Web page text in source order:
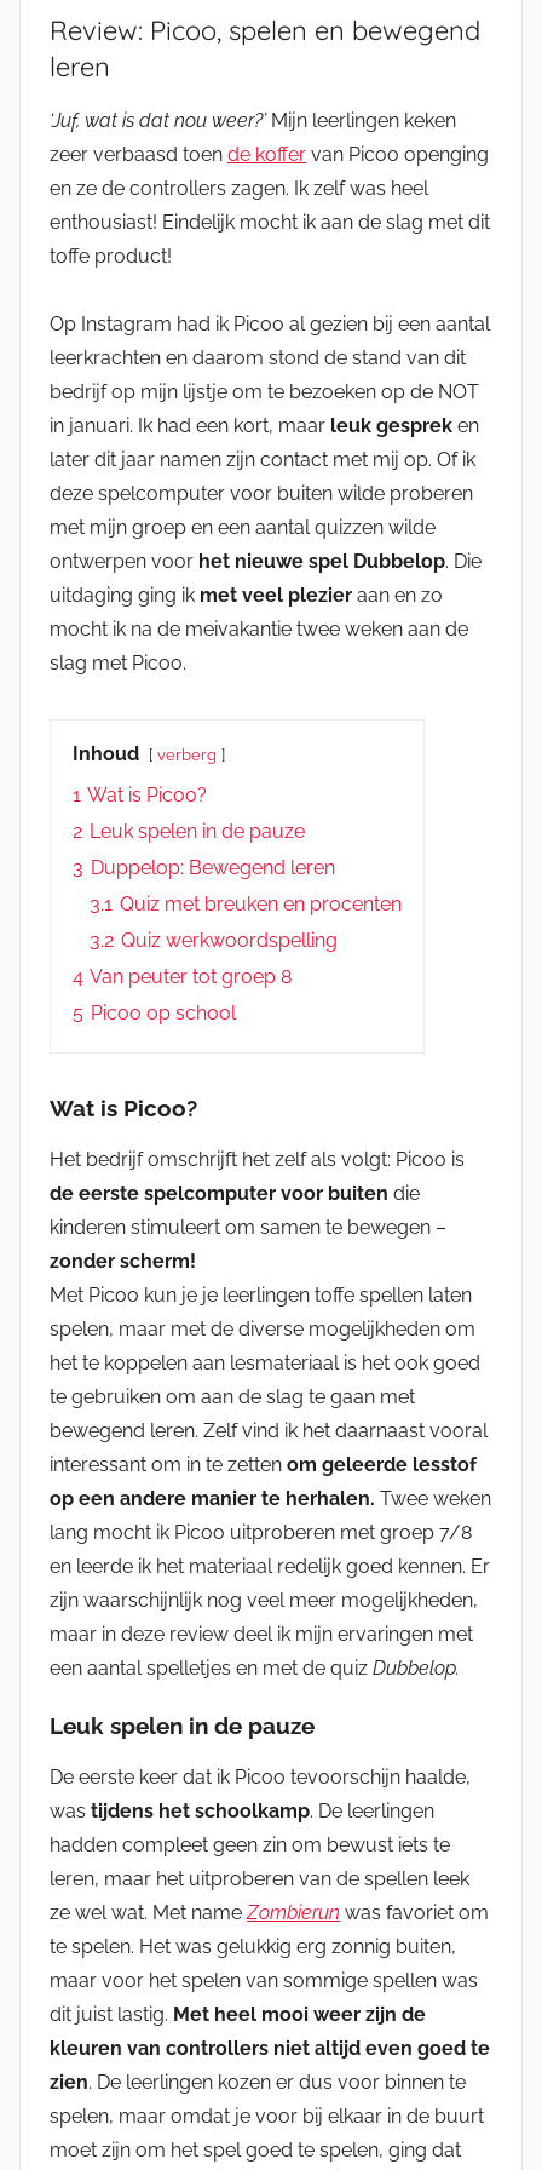
Review: Picoo, spelen en bewegend
leren
‘Juf, wat is dat nou weer?’ Mijn leerlingen keken
zeer verbaasd toen de koffer van Picoo openging
en ze de controllers zagen. Ik zelf was heel
enthousiast! Eindelijk mocht ik aan de slag met dit
toffe product!
Op Instagram had ik Picoo al gezien bij een aantal
leerkrachten en daarom stond de stand van dit
bedrijf op mijn lijstje om te bezoeken op de NOT
in januari. Ik had een kort, maar leuk gesprek en
later dit jaar namen zijn contact met mij op. Of ik
deze spelcomputer voor buiten wilde proberen
met mijn groep en een aantal quizzen wilde
ontwerpen voor het nieuwe spel Dubbelop. Die
uitdaging ging ik met veel plezier aan en zo
mocht ik na de meivakantie twee weken aan de
slag met Picoo.
Inhoud verberg
1 Wat is Picoo?
2 Leuk spelen in de pauze
3 Duppelop: Bewegend leren
3.1 Quiz met breuken en procenten
3.2 Quiz werkwoordspelling
4 Van peuter tot groep 8
5 Picoo op school
Wat is Picoo?
Het bedrijf omschrijft het zelf als volgt: Picoo is
de eerste spelcomputer voor buiten die
kinderen stimuleert om samen te bewegen –
zonder scherm!
Met Picoo kun je je leerlingen toffe spellen laten
spelen, maar met de diverse mogelijkheden om
het te koppelen aan lesmateriaal is het ook goed
te gebruiken om aan de slag te gaan met
bewegend leren. Zelf vind ik het daarnaast vooral
interessant om in te zetten om geleerde lesstof
op een andere manier te herhalen. Twee weken
lang mocht ik Picoo uitproberen met groep 7/8
en leerde ik het materiaal redelijk goed kennen. Er
zijn waarschijnlijk nog veel meer mogelijkheden,
maar in deze review deel ik mijn ervaringen met
een aantal spelletjes en met de quiz Dubbelop.
Leuk spelen in de pauze
De eerste keer dat ik Picoo tevoorschijn haalde,
was tijdens het schoolkamp. De leerlingen
hadden compleet geen zin om bewust iets te
leren, maar het uitproberen van de spellen leek
ze wel wat. Met name Zombierun was favoriet om
te spelen. Het was gelukkig erg zonnig buiten,
maar voor het spelen van sommige spellen was
dit juist lastig. Met heel mooi weer zijn de
kleuren van controllers niet altijd even goed te
zien. De leerlingen kozen er dus voor binnen te
spelen, maar omdat je voor bij elkaar in de buurt
moet zijn om het spel goed te spelen, ging dat